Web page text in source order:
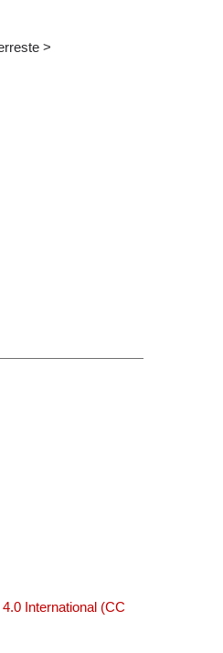
>
International (CC